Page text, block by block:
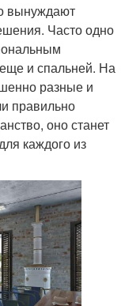
вынуждают
Часто одно
и спальней. На
разные и
правильно
оно станет
каждого из